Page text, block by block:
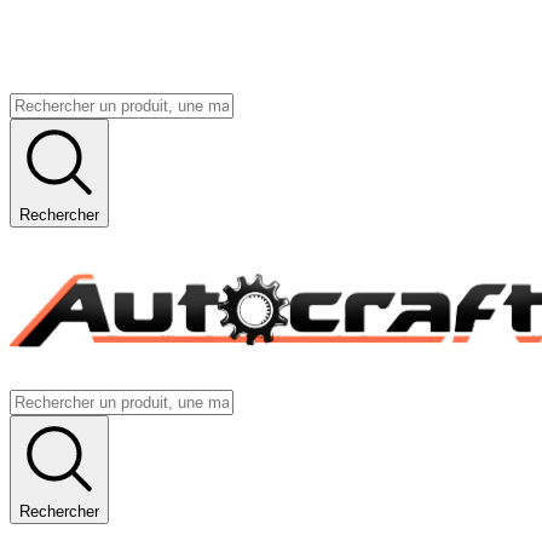
Rechercher
Rechercher